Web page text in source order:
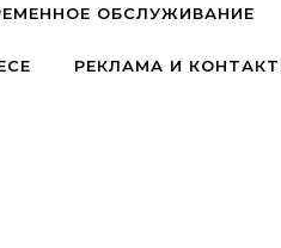
ОБСЛУЖИВАНИЕ
РЕКЛАМА И